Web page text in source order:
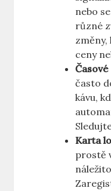
nebo
různé
ceny
často
kávu,
Karta
prostě